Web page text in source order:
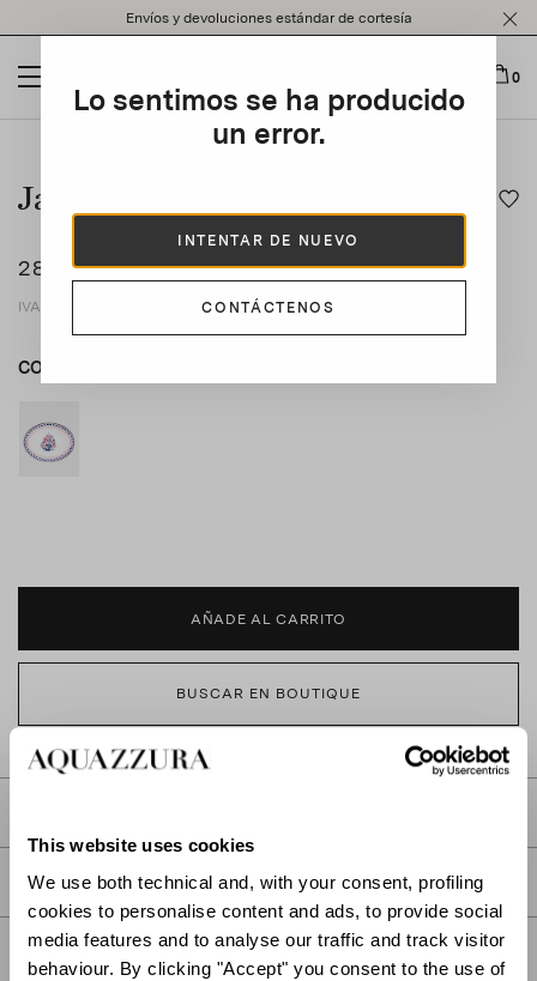
This website uses cookies
We use both technical and, with your consent, profiling
cookies to personalise content and ads, to provide social
media features and to analyse our traffic and track visitor
behaviour. By clicking "Accept" you consent to the use of
note:
website
an
Envíos y devoluciones estándar de cortesía
0
Lo sentimos se ha producido
un error.
INTENTAR DE NUEVO
CONTÁCTENOS
This is a carousel with auto-rotating slides. Activate any of
Jaipur Oval Platter
280 €
IVA del 21% incluida
COLOR
product_color_select_label
AÑADE AL CARRITO
BUSCAR EN BOUTIQUE
DETALLES
CUIDADOS